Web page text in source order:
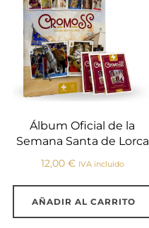
Álbum Oficial de la
Semana Santa de Lorca
12,00 € IVA incluido
AÑADIR AL CARRITO